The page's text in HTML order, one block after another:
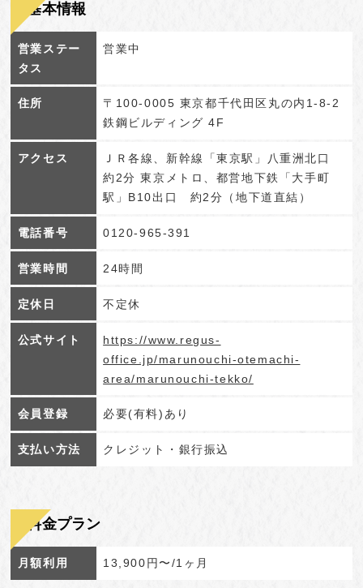
基本情報
営業ステー
タス
営業中
住所
〒100-0005 東京都千代田区丸の内1-8-2
鉄鋼ビルディング 4F
アクセス
ＪＲ各線、新幹線「東京駅」八重洲北口
約2分 東京メトロ、都営地下鉄「大手町
駅」B10出口 約2分（地下道直結）
電話番号 0120-965-391
営業時間 24時間
定休日 不定休
公式サイト
https://www.regus-
office.jp/marunouchi-otemachi-
area/marunouchi-tekko/
会員登録 必要(有料)あり
支払い方法 クレジット・銀行振込
料金プラン
月額利用 13,900円〜/1ヶ月